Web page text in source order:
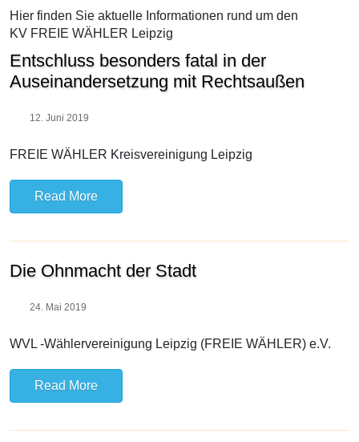
Hier finden Sie aktuelle Informationen rund um den
KV FREIE WÄHLER Leipzig
Entschluss besonders fatal in der
Auseinandersetzung mit Rechtsaußen
12. Juni 2019
FREIE WÄHLER Kreisvereinigung Leipzig
Read More
Die Ohnmacht der Stadt
24. Mai 2019
WVL -Wählervereinigung Leipzig (FREIE WÄHLER) e.V.
Read More